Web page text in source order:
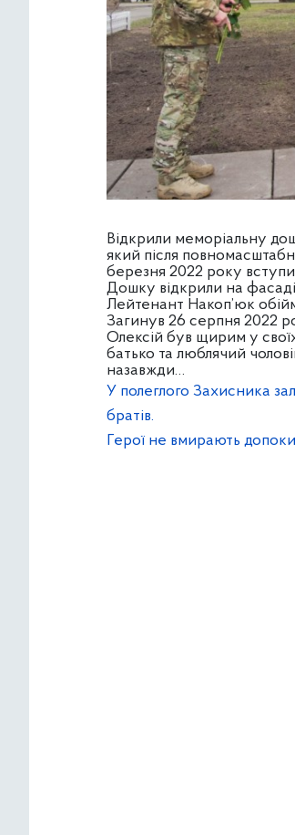
Відкрили меморіальну
який після
березня 2022 року
Дошку відкрили на
Лейтенант Накоп’юк
Загинув 26 серпня 2022
Олексій був щирим у
батько та люблячий
назавжди…
У полеглого Захисника
братів.
Герої не вмирають